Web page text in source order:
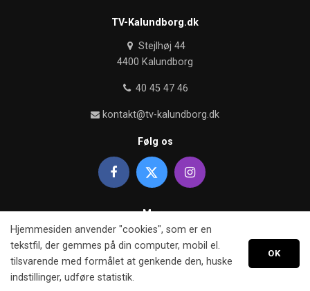
TV-Kalundborg.dk
Stejlhøj 44
4400 Kalundborg
40 45 47 46
kontakt@tv-kalundborg.dk
Følg os
Mere
Om TV kalundborg
Retningslinier
Hjemmesiden anvender "cookies", som er en
tekstfil, der gemmes på din computer, mobil el.
tilsvarende med formålet at genkende den, huske
indstillinger, udføre statistik.
OK